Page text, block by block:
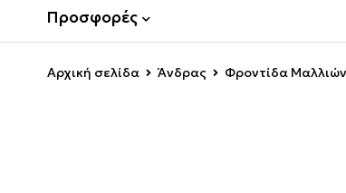
Προσφορές
Αρχική σελίδα Άνδρας Φροντίδα Μαλλιών